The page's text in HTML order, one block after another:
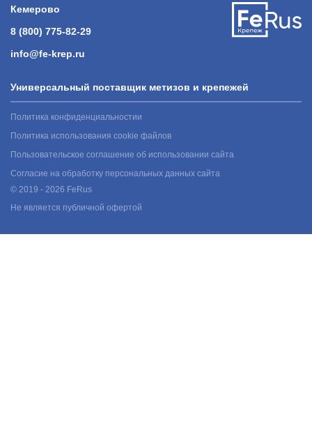
Кемерово
8 (800) 775-82-29
info@fe-krep.ru
Универсальный поставщик метизов и крепежей
Политика конфиденциальностии
Политика использования cookie файлов
Пользовательское соглашение об использовании сайта
Согласие на обработку персональных данных сайта
© 2019 - 2026 FeRus
Не является публичной офертой